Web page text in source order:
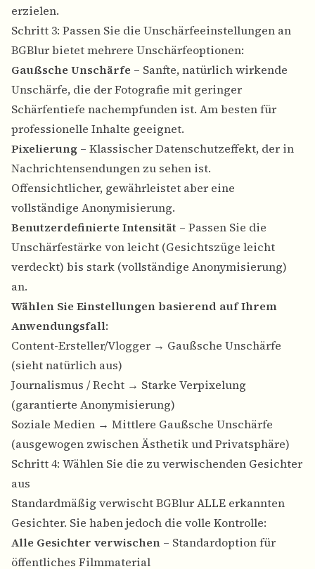
erzielen.
Schritt 3: Passen Sie die Unschärfeeinstellungen an
BGBlur bietet mehrere Unschärfeoptionen:
Gaußsche Unschärfe – Sanfte, natürlich wirkende
Unschärfe, die der Fotografie mit geringer
Schärfentiefe nachempfunden ist. Am besten für
professionelle Inhalte geeignet.
Pixelierung – Klassischer Datenschutzeffekt, der in
Nachrichtensendungen zu sehen ist.
Offensichtlicher, gewährleistet aber eine
vollständige Anonymisierung.
Benutzerdefinierte Intensität – Passen Sie die
Unschärfestärke von leicht (Gesichtszüge leicht
verdeckt) bis stark (vollständige Anonymisierung)
an.
Wählen Sie Einstellungen basierend auf Ihrem
Anwendungsfall:
Content-Ersteller/Vlogger → Gaußsche Unschärfe
(sieht natürlich aus)
Journalismus / Recht → Starke Verpixelung
(garantierte Anonymisierung)
Soziale Medien → Mittlere Gaußsche Unschärfe
(ausgewogen zwischen Ästhetik und Privatsphäre)
Schritt 4: Wählen Sie die zu verwischenden Gesichter
aus
Standardmäßig verwischt BGBlur ALLE erkannten
Gesichter. Sie haben jedoch die volle Kontrolle:
Alle Gesichter verwischen – Standardoption für
öffentliches Filmmaterial